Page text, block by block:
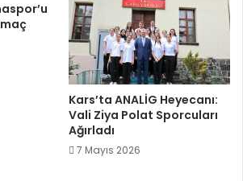
Kars’ta ANALİG Heyecanı:
Vali Ziya Polat Sporcuları
Ağırladı
7 Mayıs 2026